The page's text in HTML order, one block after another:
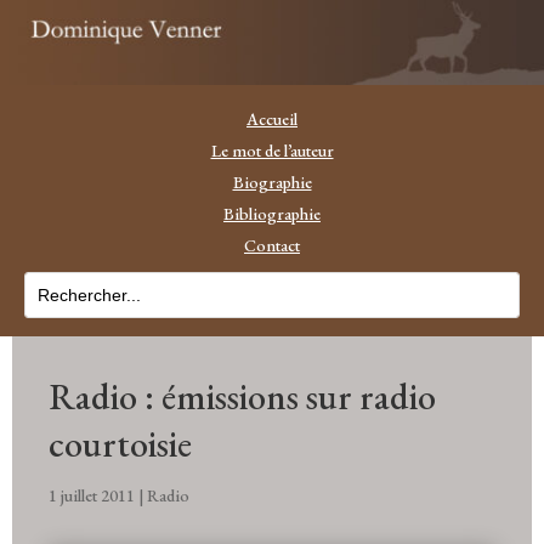
Accueil
Le mot de l’auteur
Biographie
Bibliographie
Contact
Radio : émissions sur radio
courtoisie
1 juillet 2011 | Radio